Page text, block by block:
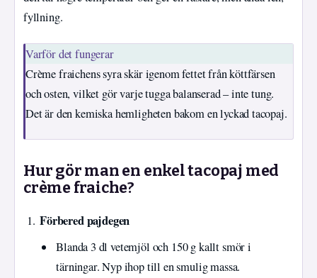
fyllning.
Varför det fungerar
Crème fraichens syra skär igenom fettet från köttfärsen
och osten, vilket gör varje tugga balanserad – inte tung.
Det är den kemiska hemligheten bakom en lyckad tacopaj.
Hur gör man en enkel tacopaj med
crème fraiche?
Förbered pajdegen
Blanda 3 dl vetemjöl och 150 g kallt smör i
tärningar. Nyp ihop till en smulig massa.